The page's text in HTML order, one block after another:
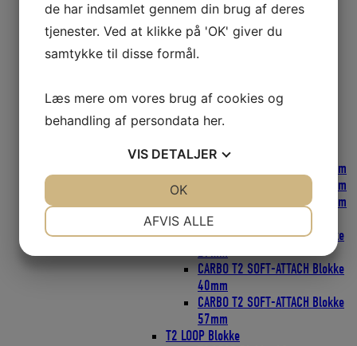
Harken Svingarme
Micro Blokke
Micro blokke 16mm
POWER3 Ratchets Skraldeblokke
PROTEXIT Faldudtag
FLY Blokke SOFT-ATTACH
FLY Blokke SOFT-ATTACH 18mm
FLY Blokke SOFT-ATTACH 29mm
FLY Blokke SOFT-ATTACH 40mm
CARBO T2 SOFT-ATTACH Blokke
CARBO T2 SOFT-ATTACH Blokke
29mm
CARBO T2 SOFT-ATTACH Blokke
40mm
CARBO T2 SOFT-ATTACH Blokke
57mm
T2 LOOP Blokke
de har indsamlet gennem din brug af deres
tjenester. Ved at klikke på 'OK' giver du
samtykke til disse formål.
Læs mere om vores brug af cookies og
behandling af persondata her.
VIS DETALJER
STATISTIK
AFVIS ALLE
OK